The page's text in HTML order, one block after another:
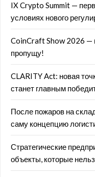
IX Crypto Summit —
условиях нового
CoinCraft Show 2026 —
пропущу!
CLARITY Act: новая
станет главным
После пожаров на
саму концепцию
Стратегические
объекты, которые